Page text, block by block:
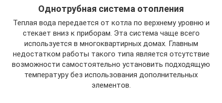
Однотрубная система отопления
Теплая вода передается от котла по верхнему уровню и
стекает вниз к приборам. Эта система чаще всего
используется в многоквартирных домах. Главным
недостатком работы такого типа является отсутствие
возможности самостоятельно установить подходящую
температуру без использования дополнительных
элементов.